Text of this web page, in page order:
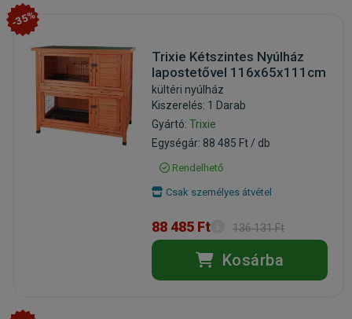
-35%
Trixie Kétszintes Nyúlház
lapostetővel 116x65x111cm
kültéri nyúlház
Kiszerelés: 1 Darab
Gyártó: Trixie
Egységár: 88 485 Ft / db
Rendelhető
Csak személyes átvétel
88 485 Ft 136 131 Ft
Kosárba